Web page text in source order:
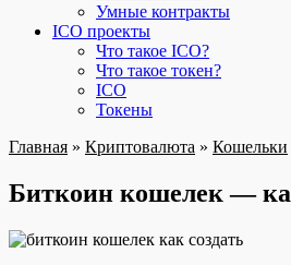
Умные контракты
ICO проекты
Что такое ICO?
Что такое токен?
ICO
Токены
Главная » Криптовалюта » Кошельки
Биткоин кошелек —